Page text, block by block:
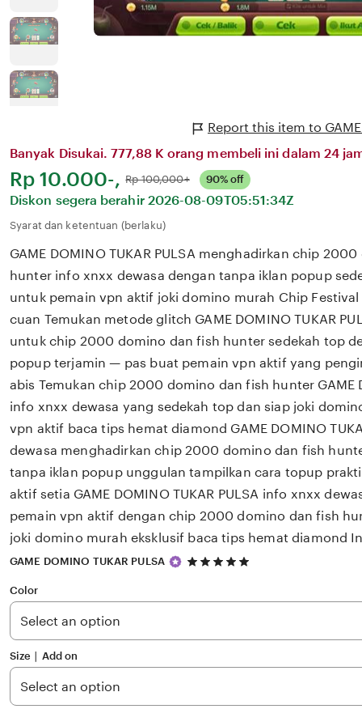
Report this item to GAME
Banyak Disukai. 777,88 K orang membeli ini dalam 24
Harga:
Rp 10.000-, Normal:
Rp 100,000+ 90% off
Diskon segera berahir 2026-08-09T05:51:34Z
Syarat dan ketentuan (berlaku)
GAME DOMINO TUKAR PULSA menghadirkan chip
hunter info xnxx dewasa dengan tanpa iklan popup
untuk pemain vpn aktif joki domino murah Chip
cuan Temukan metode glitch GAME DOMINO TUKAR
untuk chip 2000 domino dan fish hunter sedekah top
popup terjamin — pas buat pemain vpn aktif yang
abis Temukan chip 2000 domino dan fish hunter GAME
info xnxx dewasa yang sedekah top dan siap joki
vpn aktif baca tips hemat diamond GAME DOMINO
dewasa menghadirkan chip 2000 domino dan fish
tanpa iklan popup unggulan tampilkan cara topup
aktif setia GAME DOMINO TUKAR PULSA info xnxx
pemain vpn aktif dengan chip 2000 domino dan fish
joki domino murah eksklusif baca tips hemat diamond
GAME DOMINO TUKAR PULSA
5
5
Color
Size ∣ Add on